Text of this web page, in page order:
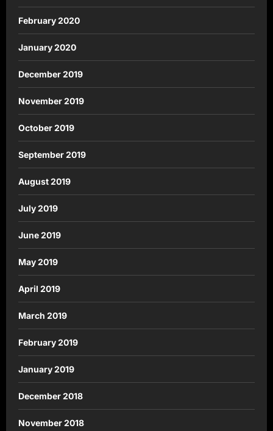
February 2020
January 2020
December 2019
November 2019
October 2019
September 2019
August 2019
July 2019
June 2019
May 2019
April 2019
March 2019
February 2019
January 2019
December 2018
November 2018